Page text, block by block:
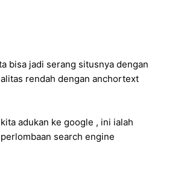
bisa jadi serang situsnya dengan
rendah dengan anchortext
adukan ke google , ini ialah
search engine